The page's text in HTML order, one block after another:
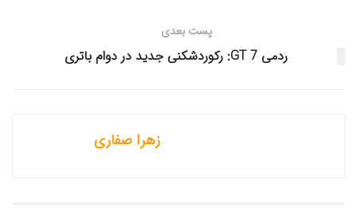
پست بعدی
ردمی GT 7: رکوردشکنی جدید در دوام باتری
زهرا صفاری